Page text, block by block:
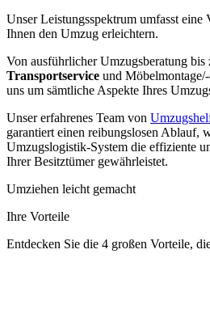
Unser Leistungsspektrum umfasst eine
Ihnen den Umzug erleichtern.
Von ausführlicher Umzugsberatung bis
Transportservice und
uns um sämtliche Aspekte Ihres
Unser erfahrenes Team von
garantiert einen reibungslosen Ablauf,
Umzugslogistik-System die effiziente
Ihrer Besitztümer gewährleistet.
Umziehen leicht gemacht
Ihre Vorteile
Entdecken Sie die 4 großen Vorteile,